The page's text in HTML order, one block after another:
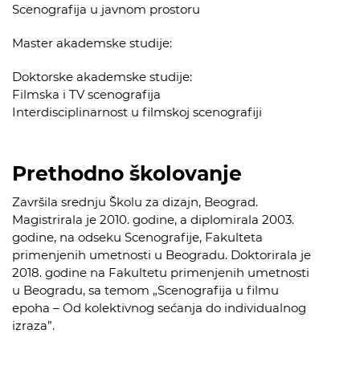
Scenografija u javnom prostoru
Master akademske studije:
Doktorske akademske studije:
Filmska i TV scenografija
Interdisciplinarnost u filmskoj scenografiji
Prethodno školovanje
Završila srednju Školu za dizajn, Beograd.
Magistrirala je 2010. godine, a diplomirala 2003.
godine, na odseku Scenografije, Fakulteta
primenjenih umetnosti u Beogradu. Doktorirala je
2018. godine na Fakultetu primenjenih umetnosti
u Beogradu, sa temom „Scenografija u filmu
epoha – Od kolektivnog sećanja do individualnog
izraza”.